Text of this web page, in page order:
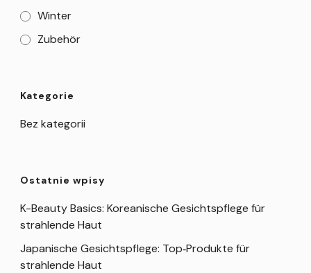
Winter
Zubehör
Kategorie
Bez kategorii
Ostatnie wpisy
K-Beauty Basics: Koreanische Gesichtspflege für
strahlende Haut
Japanische Gesichtspflege: Top‑Produkte für
strahlende Haut